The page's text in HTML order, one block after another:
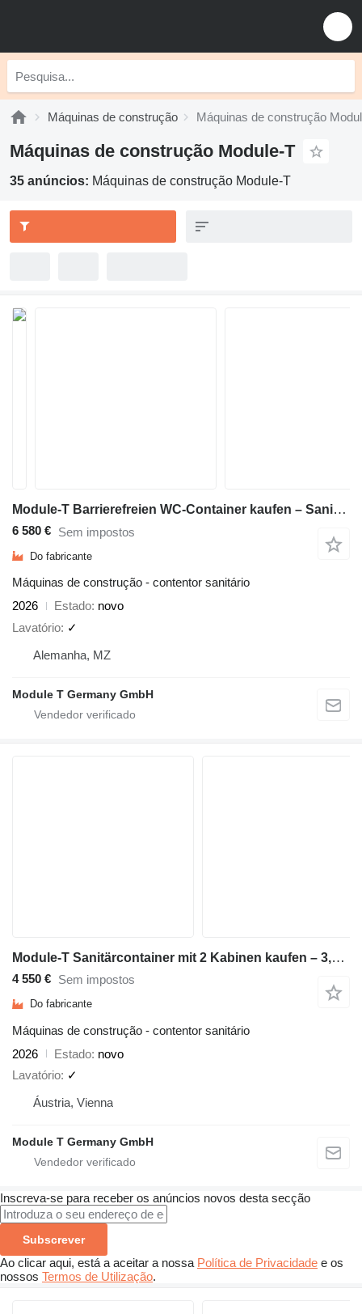
Máquinas de construção Máquinas de construção
Máquinas de construção Module-T
35 anúncios: Máquinas de construção Module-T
Module-T Barrierefreien WC-Container kaufen – Sanitärcontainer 240×200cm
6 580 € Sem impostos
Do fabricante
Máquinas de construção - contentor sanitário
2026
Estado novo
Lavatório ✓
Alemanha, MZ
Module T Germany GmbH
Module-T Sanitärcontainer mit 2 Kabinen kaufen – 3,83 m² | NEU
4 550 € Sem impostos
Do fabricante
Máquinas de construção - contentor sanitário
2026
Estado novo
Lavatório ✓
Áustria, Vienna
Module T Germany GmbH
Inscreva-se para receber os anúncios novos desta secção
Subscrever
Ao clicar aqui, está a aceitar a nossa Política de Privacidade e os
nossos Termos de Utilização.